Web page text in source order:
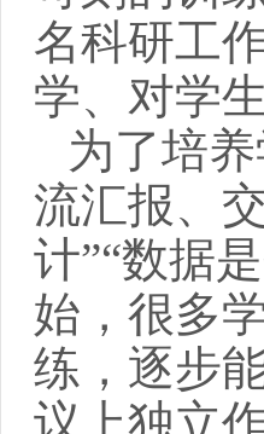
名科研工
学、对学
为了培
流汇报、
计”“数据
始，很多
练，逐步
议上独立